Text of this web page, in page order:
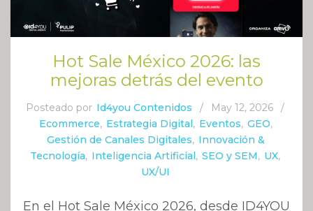
Hot Sale México 2026: las
mejoras detrás del evento
Posteado por Id4you Contenidos / May 12, 2026
/
Ecommerce, Estrategia Digital, Eventos, GEO,
Gestión de Canales Digitales, Innovación &
Tecnología, Inteligencia Artificial, SEO y SEM, UX,
UX/UI
En el Hot Sale México 2026, desde ID4YOU